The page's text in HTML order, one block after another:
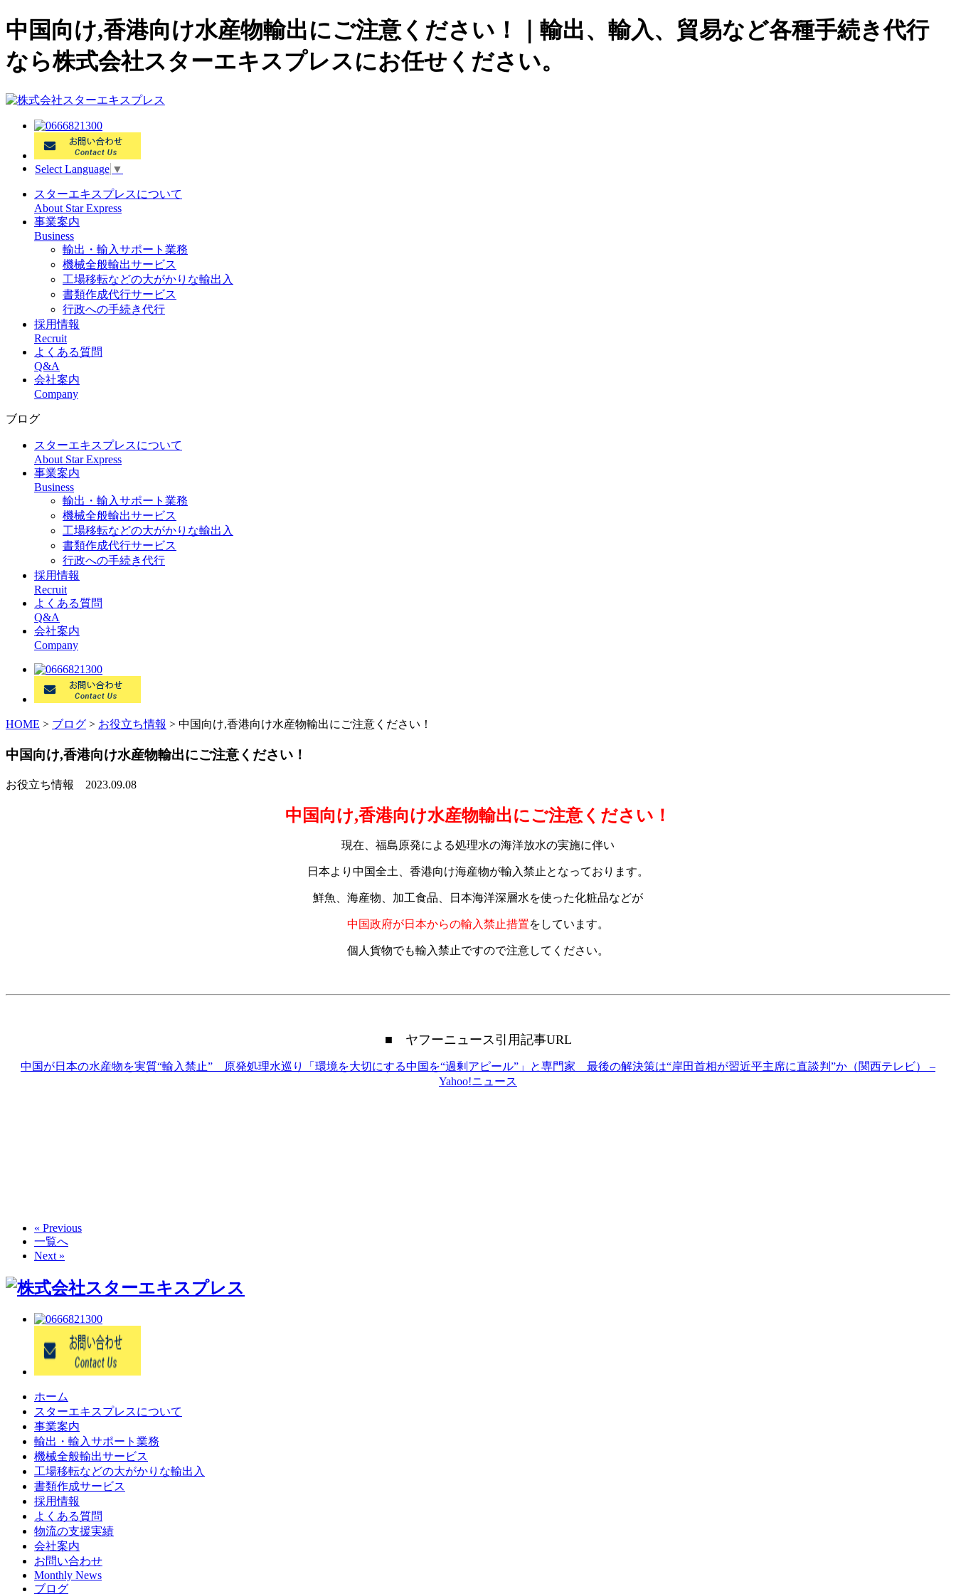
中国向け,香港向け水産物輸出にご注意ください！｜輸出、輸入、貿易など各種手続き代行
なら株式会社スターエキスプレスにお任せください。
Select Language ▼
スターエキスプレスについて
About Star Express
事業案内
Business
輸出・輸入サポート業務
機械全般輸出サービス
工場移転などの大がかりな輸出入
書類作成代行サービス
行政への手続き代行
採用情報
Recruit
よくある質問
Q&A
会社案内
Company
ブログ
スターエキスプレスについて
About Star Express
事業案内
Business
輸出・輸入サポート業務
機械全般輸出サービス
工場移転などの大がかりな輸出入
書類作成代行サービス
行政への手続き代行
採用情報
Recruit
よくある質問
Q&A
会社案内
Company
HOME > ブログ > お役立ち情報 > 中国向け,香港向け水産物輸出にご注意ください！
中国向け,香港向け水産物輸出にご注意ください！
お役立ち情報 2023.09.08
中国向け,香港向け水産物輸出にご注意ください！
現在、福島原発による処理水の海洋放水の実施に伴い
日本より中国全土、香港向け海産物が輸入禁止となっております。
鮮魚、海産物、加工食品、日本海洋深層水を使った化粧品などが
中国政府が日本からの輸入禁止措置をしています。
個人貨物でも輸入禁止ですので注意してください。
■ ヤフーニュース引用記事URL
中国が日本の水産物を実質“輸入禁止” 原発処理水巡り「環境を大切にする中国を“過剰アピール”」と専門家 最後の解決策は“岸田首相が習近平主席に直談判”か（関西テレビ） –
Yahoo!ニュース
« Previous
一覧へ
Next »
ホーム
スターエキスプレスについて
事業案内
輸出・輸入サポート業務
機械全般輸出サービス
工場移転などの大がかりな輸出入
書類作成サービス
採用情報
よくある質問
物流の支援実績
会社案内
お問い合わせ
Monthly News
ブログ